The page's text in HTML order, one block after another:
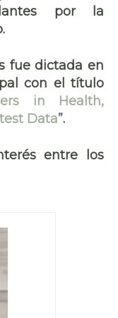
por la
fue dictada en
con el título
in Health,
Data”.
entre los